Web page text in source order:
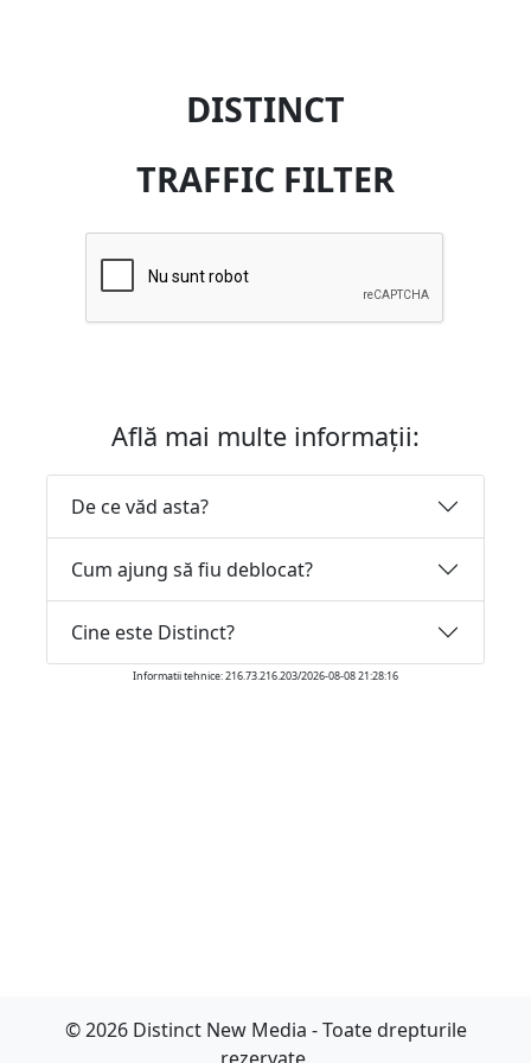
DISTINCT
TRAFFIC FILTER
Află mai multe informații:
De ce văd asta?
Cum ajung să fiu deblocat?
Cine este Distinct?
Informatii tehnice: 216.73.216.203/2026-08-08 21:28:16
© 2026 Distinct New Media - Toate drepturile